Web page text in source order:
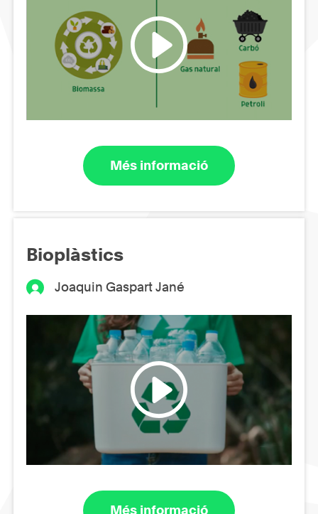
Més informació
Bioplàstics
Joaquin Gaspart Jané
Més informació